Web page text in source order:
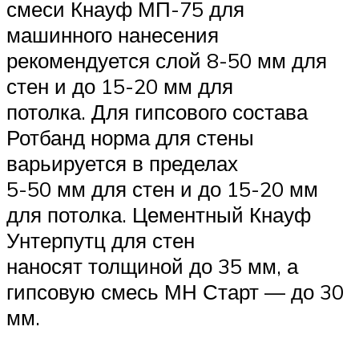
смеси Кнауф МП-75 для
машинного нанесения
рекомендуется слой 8-50 мм для
стен и до 15-20 мм для
потолка. Для гипсового состава
Ротбанд норма для стены
варьируется в пределах
5-50 мм для стен и до 15-20 мм
для потолка. Цементный Кнауф
Унтерпутц для стен
наносят толщиной до 35 мм, а
гипсовую смесь МН Старт — до 30
мм.